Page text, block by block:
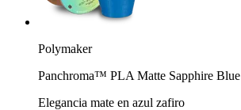
Polymaker
Panchroma™ PLA Matte Sapphire Blue
Elegancia mate en azul zafiro